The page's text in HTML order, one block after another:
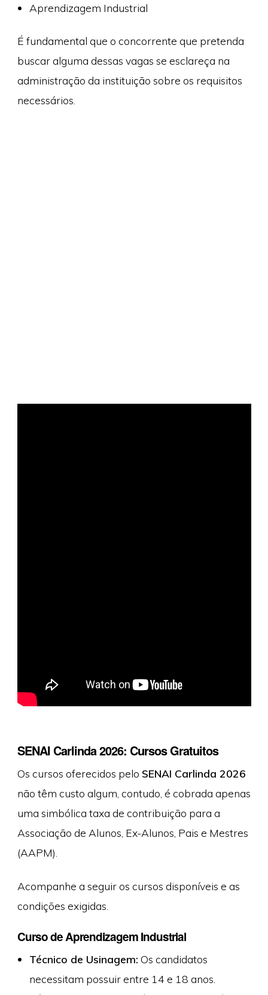
Aprendizagem Industrial
É fundamental que o concorrente que pretenda
buscar alguma dessas vagas se esclareça na
administração da instituição sobre os requisitos
necessários.
SENAI Carlinda 2026: Cursos Gratuitos
Os cursos oferecidos pelo SENAI Carlinda 2026
não têm custo algum, contudo, é cobrada apenas
uma simbólica taxa de contribuição para a
Associação de Alunos, Ex-Alunos, Pais e Mestres
(AAPM).
Acompanhe a seguir os cursos disponíveis e as
condições exigidas.
Curso de Aprendizagem Industrial
Técnico de Usinagem: Os candidatos
necessitam possuir entre 14 e 18 anos.